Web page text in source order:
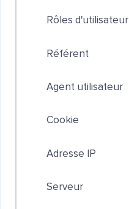
Rôles
Référent
Agent utilisateur
Cookie
Adresse IP
Serveur